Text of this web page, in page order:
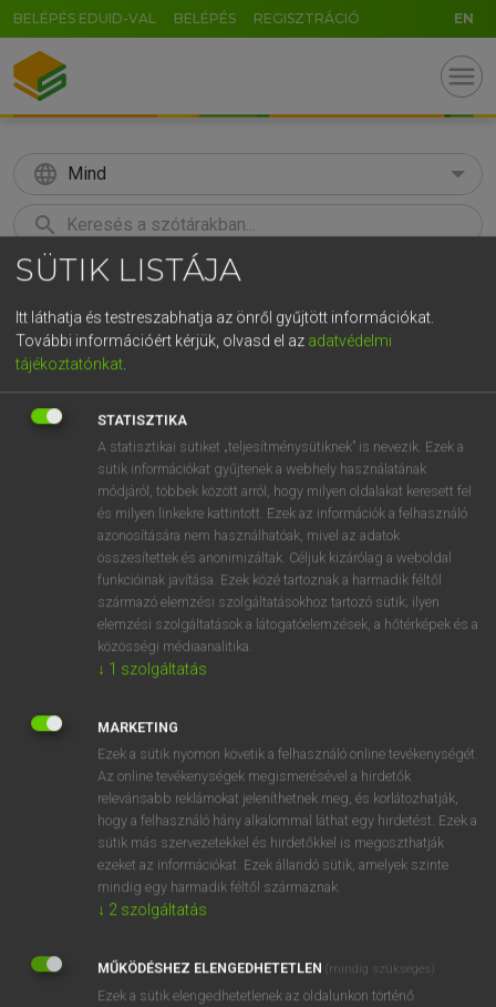
BELÉPÉS EDUID-VAL BELÉPÉS REGISZTRÁCIÓ EN
menu
language Mind
search
KERESÉS
Európai uniós terminológiai szótár
VAN ELŐFIZETÉSED?
Van előfizetésem a teljes szócikk megtekintéséhez.
BELÉPÉS
NINCS ELŐFIZETÉSED?
Nincs regisztrációm és előfizetésem. A szótár 2 órás,
díjmentes próbaverziójának elindításához regisztrálok és
belépek.
REGISZTRÁCIÓ
SÜTIK LISTÁJA
Itt láthatja és testreszabhatja az önről gyűjtött információkat.
További információért kérjük, olvasd el az adatvédelmi
tájékoztatónkat.
STATISZTIKA
A statisztikai sütiket „teljesítménysütiknek” is nevezik. Ezek a
sütik információkat gyűjtenek a webhely használatának
módjáról, többek között arról, hogy milyen oldalakat keresett fel
és milyen linkekre kattintott. Ezek az információk a felhasználó
azonosítására nem használhatóak, mivel az adatok
összesítettek és anonimizáltak. Céljuk kizárólag a weboldal
funkcióinak javítása. Ezek közé tartoznak a harmadik féltől
származó elemzési szolgáltatásokhoz tartozó sütik; ilyen
elemzési szolgáltatások a látogatóelemzések, a hőtérképek és a
közösségi médiaanalitika.
↓ 1 szolgáltatás
MARKETING
Ezek a sütik nyomon követik a felhasználó online tevékenységét.
Az online tevékenységek megismerésével a hirdetők
relevánsabb reklámokat jeleníthetnek meg, és korlátozhatják,
hogy a felhasználó hány alkalommal láthat egy hirdetést. Ezek a
sütik más szervezetekkel és hirdetőkkel is megoszthatják
ezeket az információkat. Ezek állandó sütik, amelyek szinte
mindig egy harmadik féltől származnak.
↓ 2 szolgáltatás
MŰKÖDÉSHEZ ELENGEDHETETLEN (mindig szükséges)
Ezek a sütik elengedhetetlenek az oldalunkon történő
GR
t z u i o p
g h j k l é á ű Ω
n m , . AltGr